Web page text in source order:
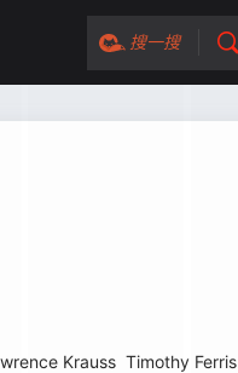
搜一搜
Krauss Timothy Ferris